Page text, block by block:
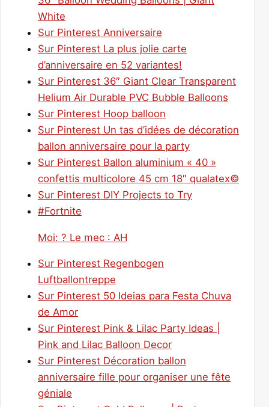
White
Sur Pinterest Anniversaire
Sur Pinterest La plus jolie carte
d’anniversaire en 52 variantes!
Sur Pinterest 36″ Giant Clear Transparent
Helium Air Durable PVC Bubble Balloons
Sur Pinterest Hoop balloon
Sur Pinterest Un tas d’idées de décoration
ballon anniversaire pour la party
Sur Pinterest Ballon aluminium « 40 »
confettis multicolore 45 cm 18″ qualatex©
Sur Pinterest DIY Projects to Try
#Fortnite
Moi: ? Le mec : AH
Sur Pinterest Regenbogen
Luftballontreppe
Sur Pinterest 50 Ideias para Festa Chuva
de Amor
Sur Pinterest Pink & Lilac Party Ideas |
Pink and Lilac Balloon Decor
Sur Pinterest Décoration ballon
anniversaire fille pour organiser une fête
géniale